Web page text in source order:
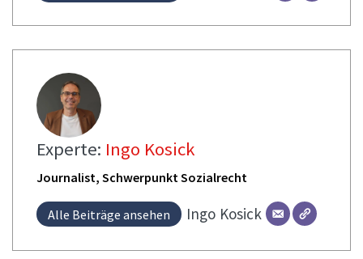
Experte: Ingo Kosick
Journalist, Schwerpunkt Sozialrecht
Alle Beiträge ansehen Ingo Kosick